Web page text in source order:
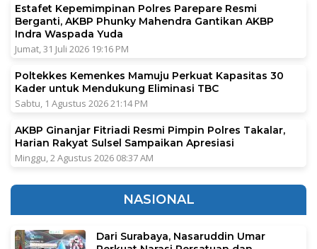
Estafet Kepemimpinan Polres Parepare Resmi
Berganti, AKBP Phunky Mahendra Gantikan AKBP
Indra Waspada Yuda
Jumat, 31 Juli 2026 19:16 PM
Poltekkes Kemenkes Mamuju Perkuat Kapasitas 30
Kader untuk Mendukung Eliminasi TBC
Sabtu, 1 Agustus 2026 21:14 PM
AKBP Ginanjar Fitriadi Resmi Pimpin Polres Takalar,
Harian Rakyat Sulsel Sampaikan Apresiasi
Minggu, 2 Agustus 2026 08:37 AM
NASIONAL
Dari Surabaya, Nasaruddin Umar